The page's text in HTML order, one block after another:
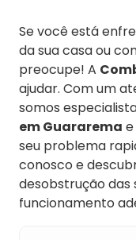
Se você está
da sua casa ou
preocupe! A
ajudar. Com um
somos
em Guararema
seu problema
conosco e
desobstrução das
funcionamento